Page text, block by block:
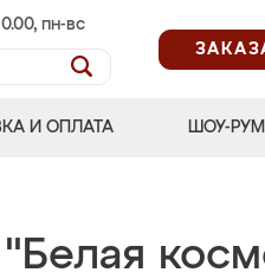
пн-вс
И ОПЛАТА ШОУ-РУМ